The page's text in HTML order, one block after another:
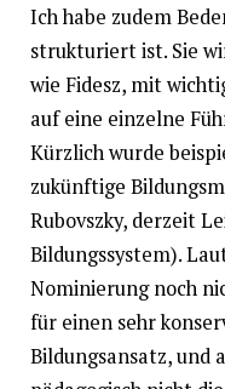
Ich habe zudem
strukturiert ist. Sie
wie Fidesz, mit
auf eine einzelne
Kürzlich wurde
zukünftige
Rubovszky, derzeit
Bildungssystem).
Nominierung noch
für einen sehr
Bildungsansatz, und